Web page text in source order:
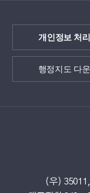
개인정보 처
행정지도 다
(우)